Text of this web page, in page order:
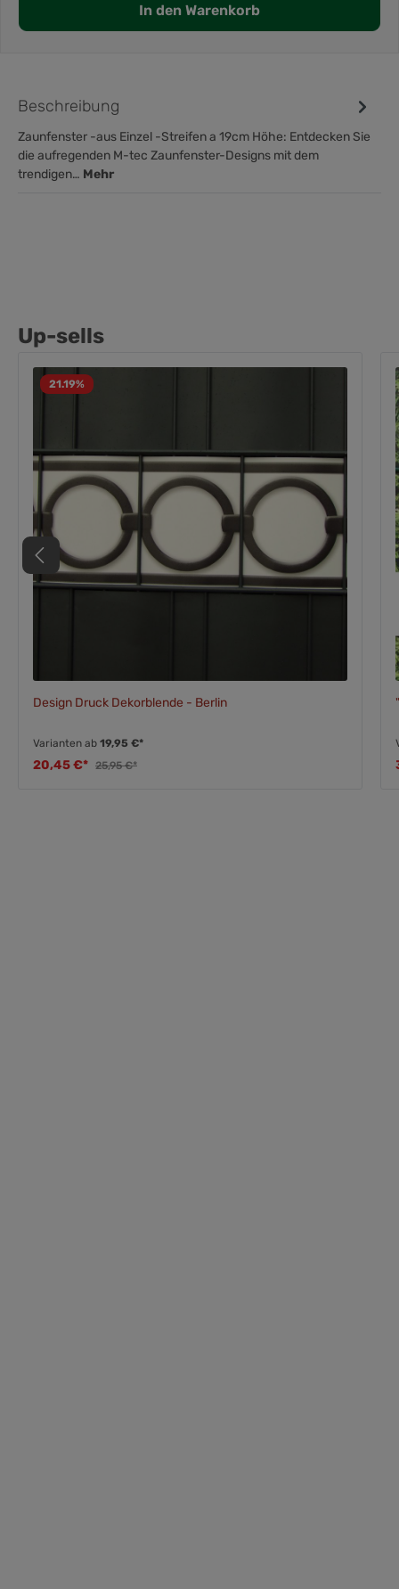
In den Warenkorb
Beschreibung
Zaunfenster -aus Einzel -Streifen a 19cm Höhe: Entdecken Sie
die aufregenden M-tec Zaunfenster-Designs mit dem
trendigen… Mehr
Up-sells
21.19%
Design Druck Dekorblende - Berlin
Varianten ab19,95 €*
20,45 €* 25,95 €*